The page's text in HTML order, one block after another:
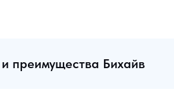
преимущества Бихайв